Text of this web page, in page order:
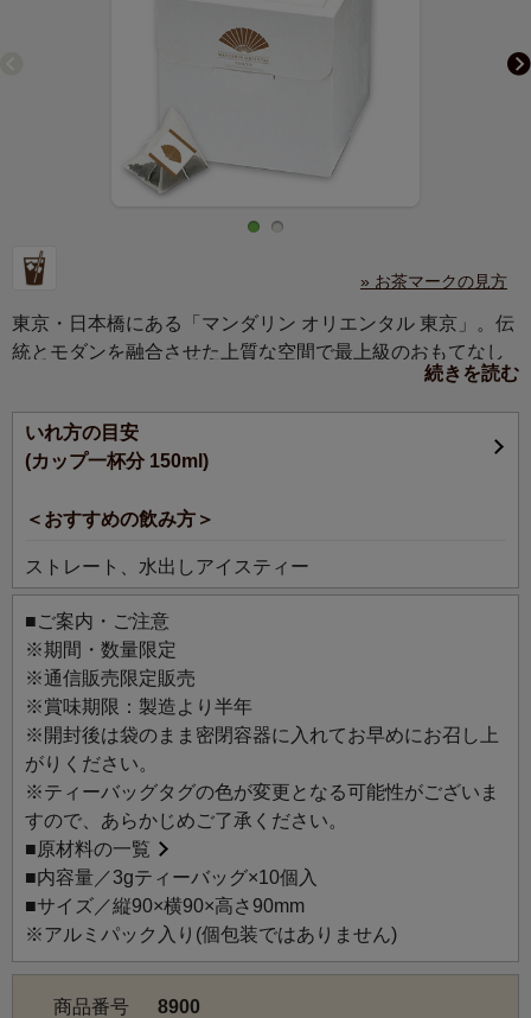
» お茶マークの見方
東京・日本橋にある「マンダリン オリエンタル 東京」。伝
統とモダンを融合させた上質な空間で最上級のおもてなし
を提供する五つ星ホテルです。その1階に位置する「ザ マ
ンダリン オリエンタル グルメショップ」で販売されている
のが、ルピシアとのコラボレーションで誕生した「マンダ
リン オリエンタル ブレンドティー」。
加えた、やわらかな後味が心地よいお茶です。
続きを読む
いれ方の目安
(カップ一杯分 150ml)
＜おすすめの飲み方＞
ストレート、水出しアイスティー
■ご案内・ご注意
※期間・数量限定
※通信販売限定販売
※賞味期限：製造より半年
※開封後は袋のまま密閉容器に入れてお早めにお召し上
がりください。
※ティーバッグタグの色が変更となる可能性がございま
すので、あらかじめご了承ください。
■原材料の一覧
■内容量／3gティーバッグ×10個入
■サイズ／縦90×横90×高さ90mm
※アルミパック入り(個包装ではありません)
商品番号
8900